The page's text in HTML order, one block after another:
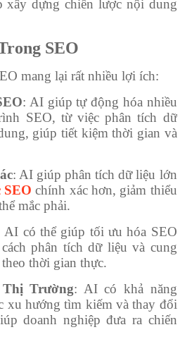
xây dựng chiến lược nội dung
SEO
mang lại rất nhiều lợi ích:
: AI giúp tự động hóa nhiều
SEO, từ việc phân tích dữ
giúp tiết kiệm thời gian và
: AI giúp phân tích dữ liệu lớn
SEO chính xác hơn, giảm thiểu
mắc phải.
AI có thể giúp tối ưu hóa SEO
phân tích dữ liệu và cung
thời gian thực.
Trường: AI có khả năng
xu hướng tìm kiếm và thay đổi
doanh nghiệp đưa ra chiến